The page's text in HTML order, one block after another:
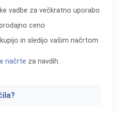
vadbe za večkratno uporabo
ceno
in sledijo vašim načrtom
načrte za navdih.